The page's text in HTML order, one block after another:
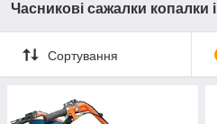
Часникові сажалки копалки
Сортування